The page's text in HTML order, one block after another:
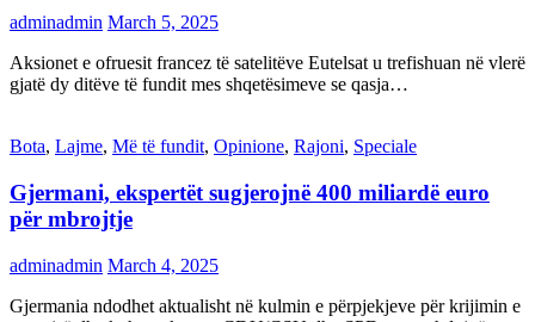
adminadmin March 5, 2025
Aksionet e ofruesit francez të satelitëve Eutelsat u trefishuan në vlerë
gjatë dy ditëve të fundit mes shqetësimeve se qasja…
Bota, Lajme, Më të fundit, Opinione, Rajoni, Speciale
Gjermani, ekspertët sugjerojnë 400 miliardë euro
për mbrojtje
adminadmin March 4, 2025
Gjermania ndodhet aktualisht në kulmin e përpjekjeve për krijimin e